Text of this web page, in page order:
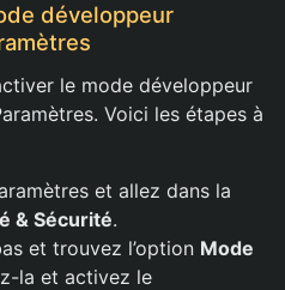
développeur
le mode développeur
Voici les étapes à
et allez dans la
& Sécurité.
et trouvez l’option Mode
la et activez le